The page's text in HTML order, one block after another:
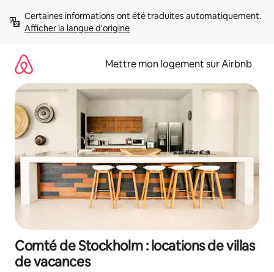
directement
Afficher la langue d'origine
Mettre mon logement sur Airbnb
Comté de Stockholm : locations de villas
de vacances